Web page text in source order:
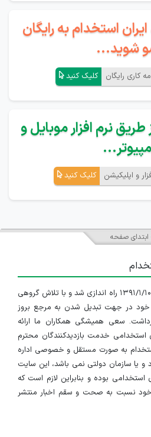
استخدام به رایگان
شوید...
کاری رایگان کلیک کنید
نرم افزار موبایل و
و اپلیکیشن کلیک کنید
ابتدای صفحه
سایت ایران استخدام در تاریخ ۱۳۹۱/۱/۱۰ راه اندازی شد و با تلاش گروهی
خود در جهت تبدیل شدن به مرجع بروز
سعی همیشگی همکاران ما ارائه
خدمت بازدیدکنندگان محترم
به صورت مستقل و خصوصی اداره
یا سازمان دولتی نمی باشد، این سایت
بوده و بنابراین لازم است که
خود نسبت به صحت و سقم اخبار منتشر